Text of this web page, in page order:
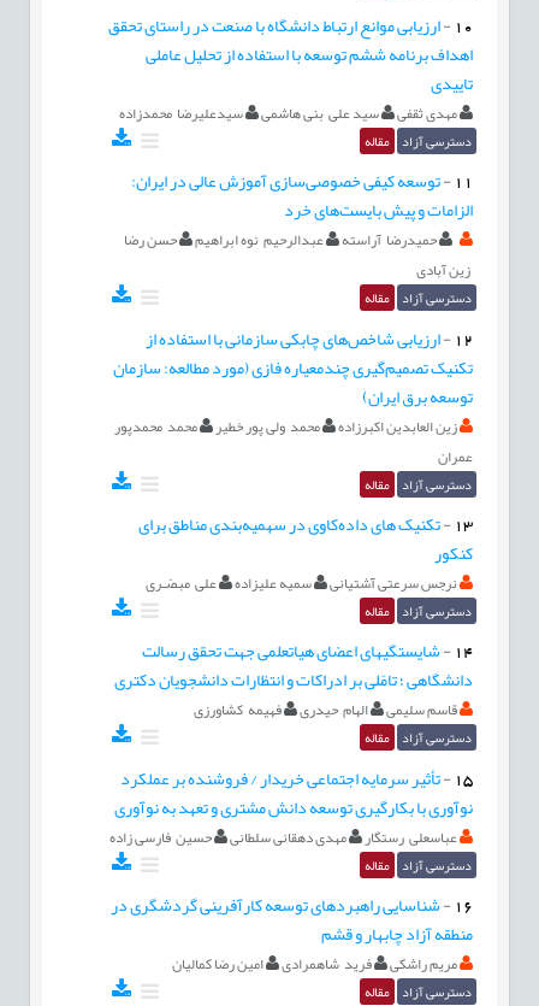
10
-ارزیابی موانع ارتباط دانشگاه با صنعت در راستای تحقق
اهداف برنامه ششم توسعه با استفاده از تحلیل عاملی
تاییدی
مهدی ثقفی سید علی بنی هاشمی سیدعلیرضا محمدزاده
دسترسی آزاد مقاله
11
-توسعه کیفی خصوصی‌سازی آموزش عالی در ایران:
الزامات و پیش بایست‌های خرد
حمیدرضا آراسته عبدالرحیم نوه ابراهیم
حسن رضا
زین آبادی
دسترسی آزاد مقاله
12
-ارزیابی شاخص‌های چابکی سازمانی با استفاده از
تکنیک تصمیم‌گیری چندمعیاره فازی (مورد مطالعه: سازمان
توسعه برق ایران)
زین العابدین اکبرزاده محمد ولی پور خطیر محمد محمدپور
عمران
دسترسی آزاد مقاله
13
-تکنیک های داده‌کاوی در سهمیه‌بندی مناطق برای
کنکور
نرجس سرعتی آَشتیانی سمیه علیزاده علی مبصّـری
دسترسی آزاد مقاله
14
-شایستگی‏های اعضای هیات‏علمی جهت تحقق رسالت
دانشگاهی ؛ تامّلی بر ادراکات و انتظارات دانشجویان دکتری
قاسم سلیمی الهام حیدری فهیمه کشاورزی
دسترسی آزاد مقاله
15
-تأثیر سرمایه اجتماعی خریدار / فروشنده بر عملکرد
نوآوری با بکارگیری توسعه دانش مشتری و تعهد به نوآوری
عباسعلی رستگار مهدی دهقانی سلطانی حسین فارسی زاده
دسترسی آزاد مقاله
16
-شناسایی راهبردهای توسعه کارآفرینی گردشگری در
منطقه آزاد چابهار و قشم
مریم راشکی فرید شاهمرادی امین رضا کمالیان
دسترسی آزاد مقاله